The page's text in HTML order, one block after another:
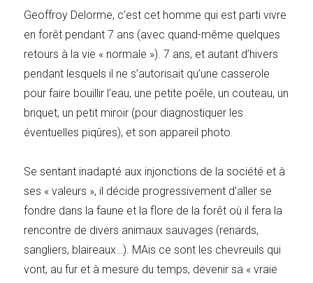
Geoffroy Delorme, c’est cet homme qui est parti vivre
en forêt pendant 7 ans (avec quand-même quelques
retours à la vie « normale »). 7 ans, et autant d’hivers
pendant lesquels il ne s’autorisait qu’une casserole
pour faire bouillir l’eau, une petite poêle, un couteau, un
briquet, un petit miroir (pour diagnostiquer les
éventuelles piqûres), et son appareil photo.
Se sentant inadapté aux injonctions de la société et à
ses « valeurs », il décide progressivement d’aller se
fondre dans la faune et la flore de la forêt où il fera la
rencontre de divers animaux sauvages (renards,
sangliers, blaireaux…). MAis ce sont les chevreuils qui
vont, au fur et à mesure du temps, devenir sa « vraie